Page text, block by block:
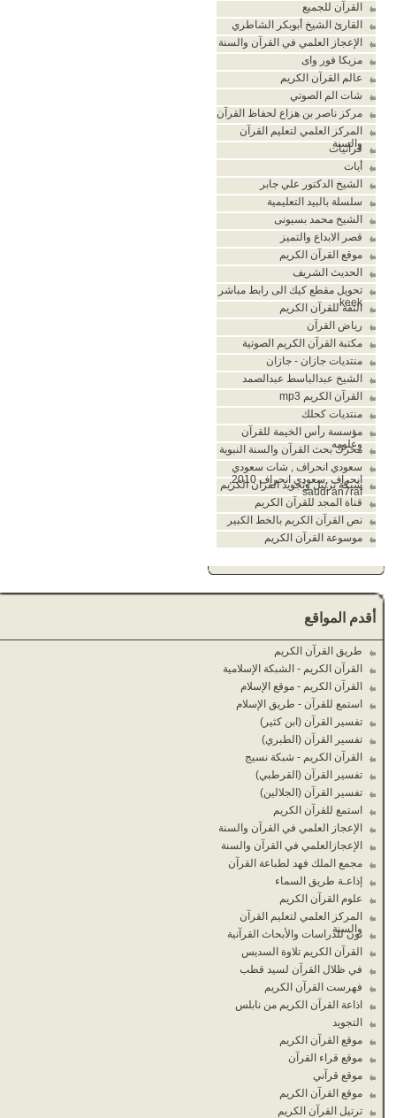
القرآن للجميع
القارئ الشيخ أبوبكر الشاطري
الإعجاز العلمي في القرآن والسنة
مزيكا فور واى
عالم القرآن الكريم
شات الم الصوتي
مركز ناصر بن هزاع لحفاظ القرآن
المركز العلمي لتعليم القرآن
والسنة
قرآنيات
أيات
الشيخ الدكتور علي جابر
سلسلة بالبيد التعليمية
الشيخ محمد بسيونى
قصر الابداع والتميز
موقع القرآن الكريم
الحديث الشريف
تحويل مقطع كيك الى رابط مباشر
keek
الثقة للقرآن الكريم
رياض القرآن
مكتبة القرآن الكريم الصوتية
منتديات جازان - جازان
الشيخ عبدالباسط عبدالصمد
القرآن الكريم mp3
منتديات كحلك
مؤسسة رأس الخيمة للقرآن
وعلومه
محرك بحث القرآن والسنة النبوية
سعودي انحراف , شات سعودي
انحراف ,سعودي انحراف 2010,
saudi an7raf
شبكة ترتيل وتجويد القران الكريم
قناة المجد للقرآن الكريم
نص القرآن الكريم بالخط الكبير
موسوعة القرآن الكريم
أقدم المواقع
طريق القرآن الكريم
القرآن الكريم - الشبكة الإسلامية
القرآن الكريم - موقع الإسلام
استمع للقرآن - طريق الإسلام
تفسير القرآن (ابن كثير)
تفسير القرآن (الطبري)
القرآن الكريم - شبكة نسيج
تفسير القرآن (القرطبي)
تفسير القرآن (الجلالين)
استمع للقرآن الكريم
الإعجاز العلمي في القرآن والسنة
الإعجازالعلمي في القرآن والسنة
مجمع الملك فهد لطباعة القرآن
إذاعـة طريق السماء
علوم القرآن الكريم
المركز العلمي لتعليم القرآن
والسنة
نون للدراسات والأبحاث القرآنية
القرآن الكريم تلاوة السديس
في ظلال القرآن لسيد قطب
فهرست القرآن الكريم
اذاعة القرآن الكريم من نابلس
التجويد
موقع القرآن الكريم
موقع قراء القرآن
موقع قرآني
موقع القرآن الكريم
ترتيل القرآن الكريم